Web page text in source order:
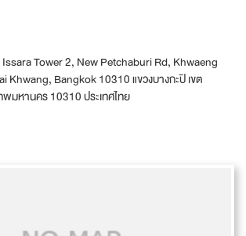
Tower 2, New Petchaburi Rd, Khwaeng
Khwang, Bangkok 10310 แขวงบางกะปิ เขต
พมหานคร 10310 ประเทศไทย